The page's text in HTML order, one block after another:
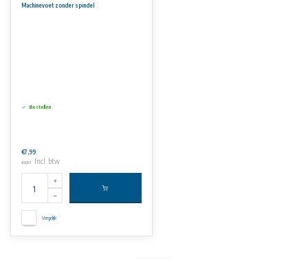
Machinevoet zonder spindel
Bestellen
€7,99
€9,67 Incl. btw
Vergelijk